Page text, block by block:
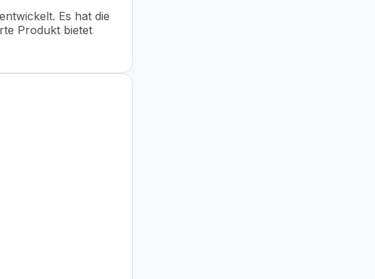
Es hat die
Produkt bietet